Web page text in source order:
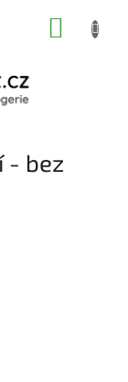
- bez